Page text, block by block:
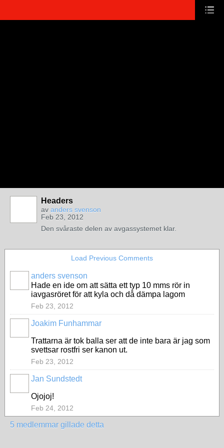
Headers
av anders svenson
Feb 23, 2012
Den svåraste delen av avgassystemet klar.
Load Previous Comments
anders svenson
Hade en ide om att sätta ett typ 10 mms rör in
iavgasröret för att kyla och då dämpa lagom
Feb 23, 2012
Joakim Funhammar
Trattarna är tok balla ser att de inte bara är jag som
svettsar rostfri ser kanon ut.
Feb 23, 2012
Jan Sundstedt
Ojojoj!
Feb 24, 2012
5 medlemmar gillade detta